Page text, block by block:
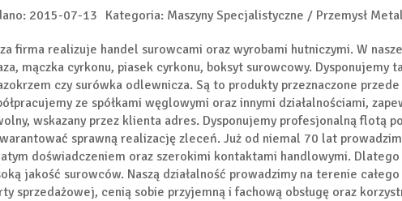
2015-07-13 Kategoria: Maszyny Specjalistyczne / Przemysł
firma realizuje handel surowcami oraz wyrobami hutniczymi. W
mączka cyrkonu, piasek cyrkonu, boksyt surowcowy.
czy surówka odlewnicza. Są to produkty przeznaczone
ze spółkami węglowymi oraz innymi działalnościami,
wskazany przez klienta adres. Dysponujemy profesjonalną flotą
sprawną realizację zleceń. Już od niemal 70 lat
doświadczeniem oraz szerokimi kontaktami handlowymi.
jakość surowców. Naszą działalność prowadzimy na terenie
sprzedażowej, cenią sobie przyjemną i fachową obsługę oraz